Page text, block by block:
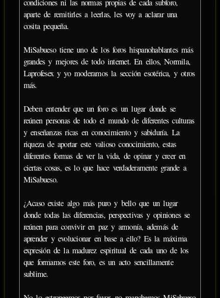
condiciones ni las normas propias de cada subforo,
aparte de remitirles a leerlas, les voy a aclarar una
cosita pequeña.
MiSabueso tiene uno de los foros hispanohablantes más
grandes y mejores de todo internet. En ellos, Normila,
Laprofesex y yo moderamos la sección esotérica, y otros
más.
Deben entender que un foro es un lugar donde se
reúnen personas de todo el mundo de diferentes culturas
y enseñanzas ricas en conocimiento y sabiduría. La
riqueza de aportar este valioso conocimiento, estas
diferentes formas de ver la vida, de opinar y creer en
ciertas cosas, es lo que hace verdaderamente grande a
MiSabueso.
¿Acaso existe algo más puro y bello que un lugar
donde todas las diferencias, perspectivas y opiniones se
reúnen para convivir en paz y armonía, además de
aprender y evolucionar en base a ello? Es la máxima
expresión de la madurez espiritual de cada uno de los
que formamos este foro, es un acto sencillamente
sublime.